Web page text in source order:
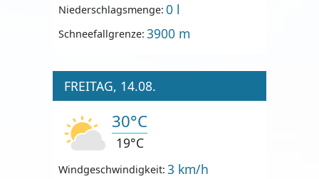
Niederschlagsmenge: 0 l
Schneefallgrenze: 3900 m
FREITAG, 14.08.
30°C
19°C
Windgeschwindigkeit: 3 km/h